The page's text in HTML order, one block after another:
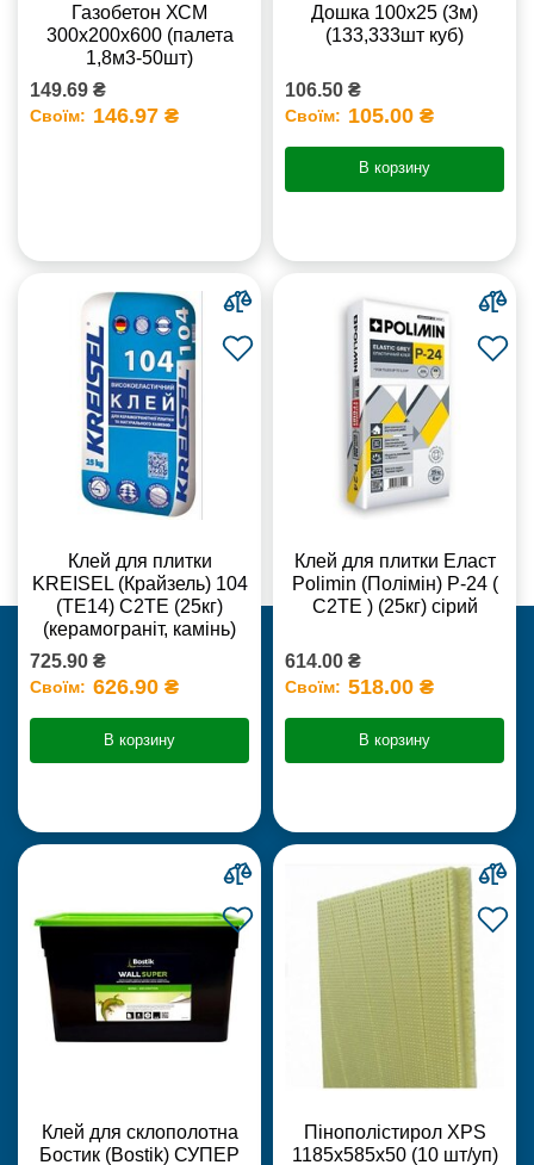
Газобетон ХСМ
300x200x600 (палета
1,8м3-50шт)
149.69 ₴
Своїм: 146.97 ₴
Дошка 100х25 (3м)
(133,333шт куб)
106.50 ₴
Своїм: 105.00 ₴
В корзину
Клей для плитки
KREISEL (Крайзель) 104
(ТЕ14) С2TE (25кг)
(керамограніт, камінь)
725.90 ₴
Своїм: 626.90 ₴
В корзину
Клей для плитки Еласт
Polimin (Полімін) Р-24 (
С2ТЕ ) (25кг) сірий
614.00 ₴
Своїм: 518.00 ₴
В корзину
Клей для склополотна
Бостик (Bostik) СУПЕР
Пінополістирол XPS
1185х585х50 (10 шт/уп)